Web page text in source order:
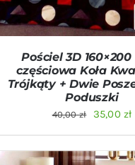
Pościel 3D 160×200
częściowa Koła
Trójkąty + Dwie
Poduszki
40,00zł
Pierwotna
35,00 zł